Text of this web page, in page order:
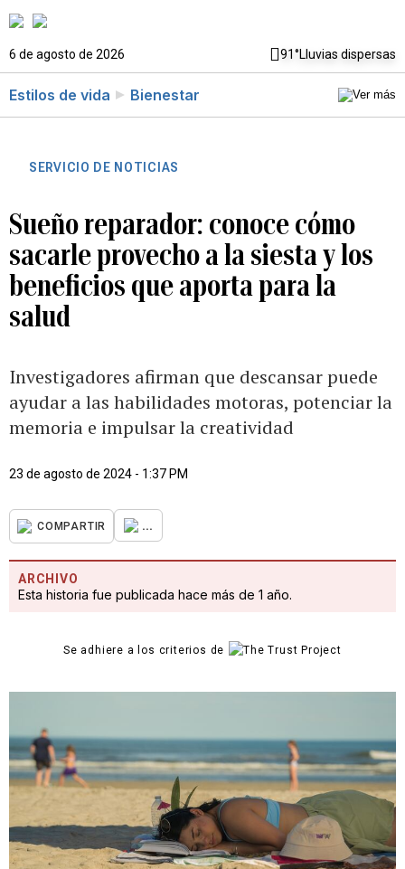
6 de agosto de 2026 91°Lluvias dispersas
Estilos de vida Bienestar
SERVICIO DE NOTICIAS
Sueño reparador: conoce cómo
sacarle provecho a la siesta y los
beneficios que aporta para la
salud
Investigadores afirman que descansar puede
ayudar a las habilidades motoras, potenciar la
memoria e impulsar la creatividad
23 de agosto de 2024 - 1:37 PM
COMPARTIR ...
ARCHIVO
Esta historia fue publicada hace más de 1 año.
Se adhiere a los criterios de